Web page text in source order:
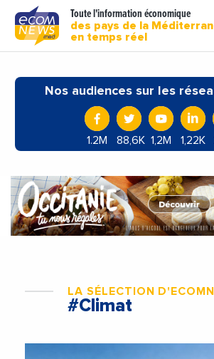
Toute l'information économique
des pays de la
en temps réel
Nos audiences sur les
1.2M 88,6K 1,2M 1,22K
LA SÉLECTION
#Climat